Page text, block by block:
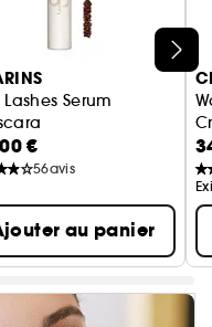
Lashes Serum
maquillant pour les cils
€
56avis
au panier